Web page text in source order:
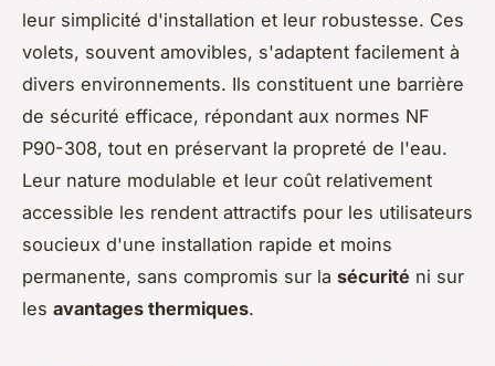
leur simplicité d'installation et leur robustesse. Ces
volets, souvent amovibles, s'adaptent facilement à
divers environnements. Ils constituent une barrière
de sécurité efficace, répondant aux normes NF
P90-308, tout en préservant la propreté de l'eau.
Leur nature modulable et leur coût relativement
accessible les rendent attractifs pour les utilisateurs
soucieux d'une installation rapide et moins
permanente, sans compromis sur la sécurité ni sur
les avantages thermiques.